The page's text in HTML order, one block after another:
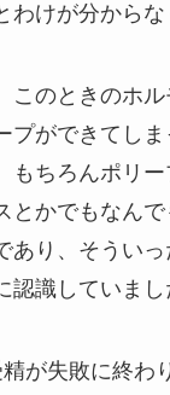
わけが分からな
このときのホ
プができてし
もちろんポリー
とかでもなん
あり、そうい
認識していまし
が失敗に終わ